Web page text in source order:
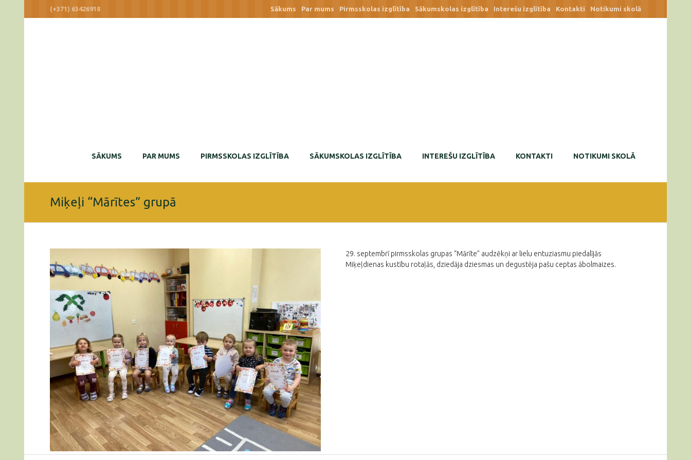
Sākums Par mums Pirmsskolas izglītība Sākumskolas izglītība Interešu izglītība Kontakti Notikumi skolā
(+371) 63426918
SĀKUMS PAR MUMS PIRMSSKOLAS IZGLĪTĪBA SĀKUMSKOLAS IZGLĪTĪBA INTEREŠU IZGLĪTĪBA KONTAKTI NOTIKUMI SKOLĀ
Miķeļi “Mārītes” grupā
29. septembrī pirmsskolas grupas “Mārīte” audzēkņi ar lielu entuziasmu piedalījās
Miķeļdienas kustību rotaļās, dziedāja dziesmas un degustēja pašu ceptas ābolmaizes.